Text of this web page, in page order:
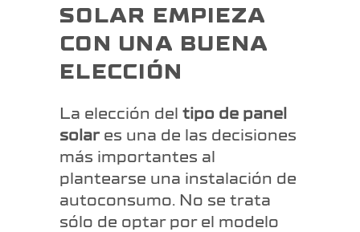
SOLAR EMPIEZA
CON UNA BUENA
ELECCIÓN
La elección del tipo de panel
solar es una de las decisiones
más importantes al
plantearse una instalación de
autoconsumo. No se trata
sólo de optar por el modelo